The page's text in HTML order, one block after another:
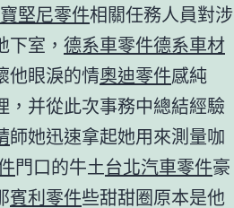
堅尼零件相關任務人員對涉
下室， 德系車零件德系車材
他眼淚的情奧迪零件感純
，并從此次事務中總結經驗
師她迅速拿起她用來測量咖
門口的牛土台北汽車零件豪
賓利零件些甜甜圈原本是他